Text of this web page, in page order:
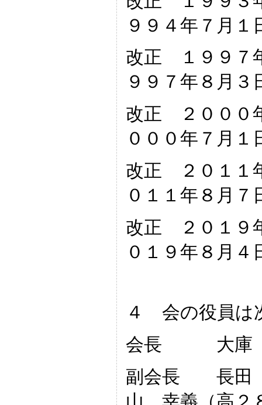
９９４年７月１
改正 １９９
９９７年８月３
改正 ２００
０００年７月１
改正 ２０１
０１１年８月７
改正 ２０１
０１９年８月４
４ 会の役員は
会長 大庫
副会長 長田